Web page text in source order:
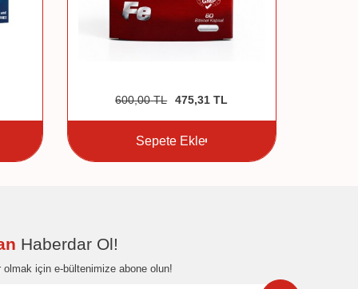
600,00TL 475,31 TL
Sepete Ekle
Haberdar Ol!
için e-bültenimize abone olun!